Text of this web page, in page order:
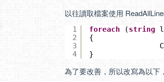
以往讀取檔案使用
1
2
3
4
foreach (string
{
}
為了要改善，所以改寫為以下